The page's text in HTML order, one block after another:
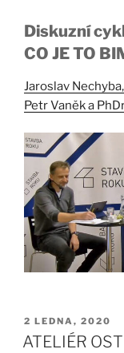
Diskuzní
CO JE TO
Jaroslav
Petr Vaněk a
PUBLIKOVÁNO
2 LEDNA, 2020
ATELIÉR